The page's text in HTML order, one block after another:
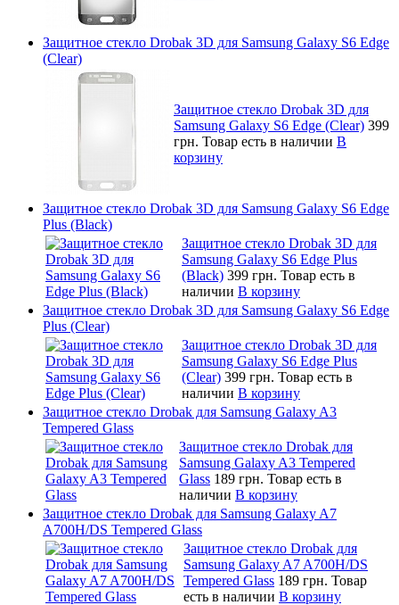
Защитное стекло Drobak 3D для Samsung Galaxy S6 Edge
(Clear)
Защитное стекло Drobak 3D для
Samsung Galaxy S6 Edge (Clear) 399
грн. Товар есть в наличии В
корзину
Защитное стекло Drobak 3D для Samsung Galaxy S6 Edge
Plus (Black)
Защитное стекло Drobak 3D для
Samsung Galaxy S6 Edge Plus
(Black) 399 грн. Товар есть в
наличии В корзину
Защитное стекло Drobak 3D для Samsung Galaxy S6 Edge
Plus (Clear)
Защитное стекло Drobak 3D для
Samsung Galaxy S6 Edge Plus
(Clear) 399 грн. Товар есть в
наличии В корзину
Защитное стекло Drobak для Samsung Galaxy A3
Tempered Glass
Защитное стекло Drobak для
Samsung Galaxy A3 Tempered
Glass 189 грн. Товар есть в
наличии В корзину
Защитное стекло Drobak для Samsung Galaxy A7
A700H/DS Tempered Glass
Защитное стекло Drobak для
Samsung Galaxy A7 A700H/DS
Tempered Glass 189 грн. Товар
есть в наличии В корзину